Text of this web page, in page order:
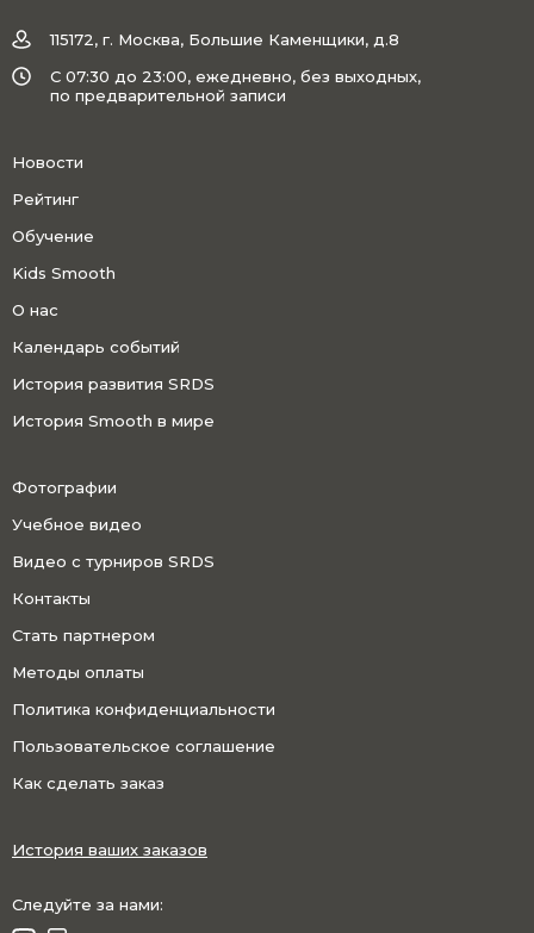
115172, г. Москва, Большие Каменщики, д.8
C 07:30 до 23:00, ежедневно, без выходных,
по предварительной записи
Новости
Рейтинг
Обучение
Kids Smooth
О нас
Календарь событий
История развития SRDS
История Smooth в мире
Фотографии
Учебное видео
Видео с турниров SRDS
Контакты
Стать партнером
Методы оплаты
Политика конфиденциальности
Пользовательское соглашение
Как сделать заказ
История ваших заказов
Следуйте за нами: